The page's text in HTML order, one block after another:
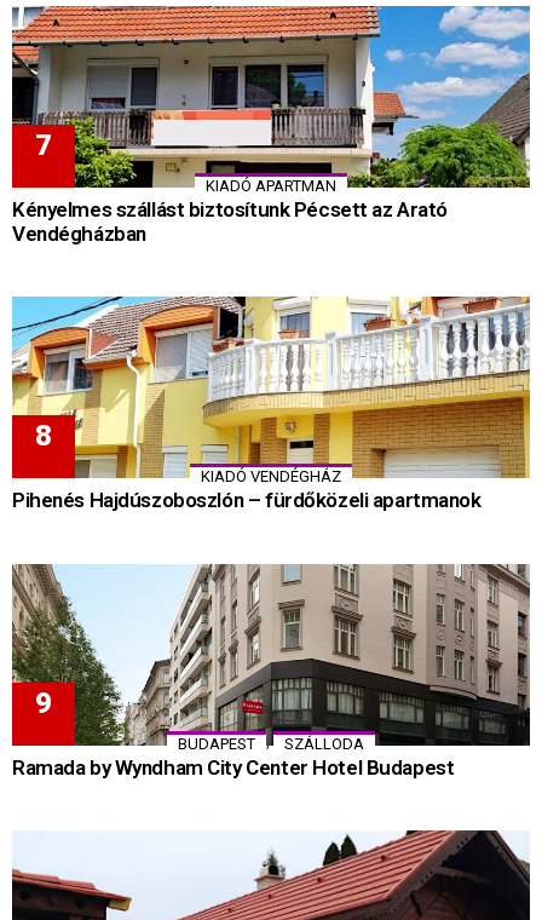
KIADÓ APARTMAN
Kényelmes szállást biztosítunk Pécsett az Arató
Vendégházban
KIADÓ VENDÉGHÁZ
Pihenés Hajdúszoboszlón – fürdőközeli apartmanok
BUDAPEST , SZÁLLODA
Ramada by Wyndham City Center Hotel Budapest